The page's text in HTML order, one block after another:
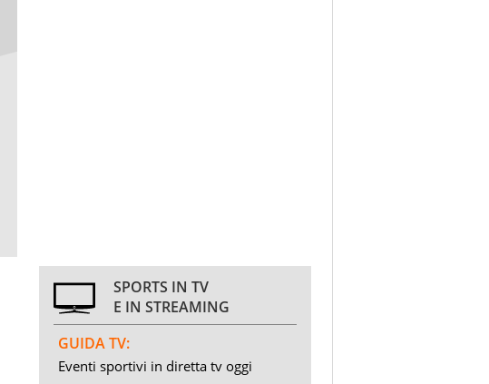
SPORTS IN TV
E IN STREAMING
GUIDA TV:
Eventi sportivi in diretta tv oggi